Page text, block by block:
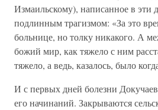
Измаильскому), написанное в
подлинным трагизмом: «За это
больнице, но толку никакого. А
божий мир, как тяжело с ним
тяжело, а ведь, казалось, было
И с первых дней болезни
его начинаний. Закрываются